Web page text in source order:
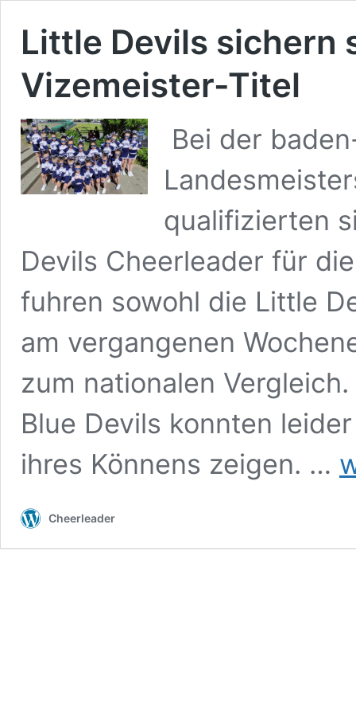
Little Devils sichern
Vizemeister-Titel
Bei der
qualifizierten
Devils Cheerleader für
fuhren sowohl die Little
am vergangenen
zum nationalen
Blue Devils konnten
ihres Könnens zeigen. …
Cheerleader